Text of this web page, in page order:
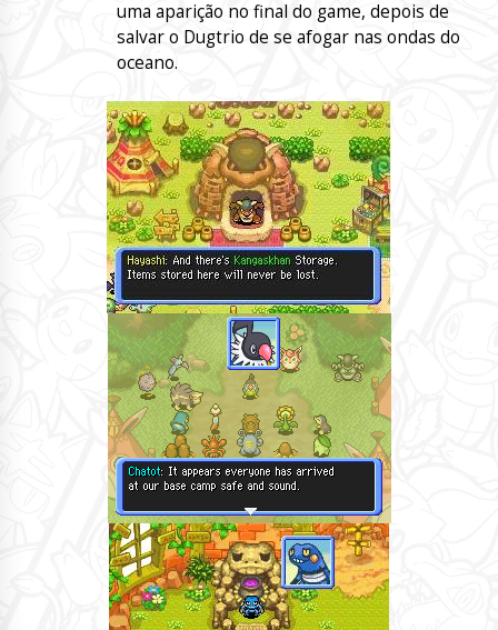
uma aparição no final do game, depois de
salvar o Dugtrio de se afogar nas ondas do
oceano.